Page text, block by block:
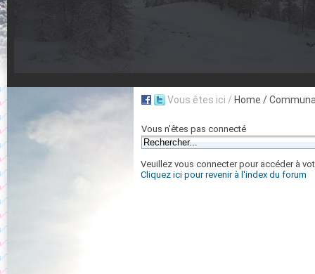
Aujourd'hui : T° Min : T° Max : |
Suivez en direct l'actualité des stations
Vous êtes ici / Home /
Vous n'êtes pas connecté
Veuillez vous connecter pour accéder à
Cliquez ici pour revenir à l'index du forum